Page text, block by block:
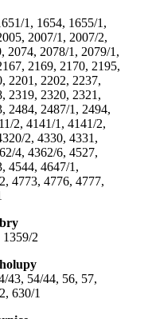
1, 1654, 1655/1,
2007/1, 2007/2,
2074, 2078/1, 2079/1,
2169, 2170, 2195,
2201, 2202, 2237,
2319, 2320, 2321,
2484, 2487/1, 2494,
2, 4141/1, 4141/2,
2, 4330, 4331,
4, 4362/6, 4527,
4544, 4647/1,
4773, 4776, 4777,
1359/2
43, 54/44, 56, 57,
630/1